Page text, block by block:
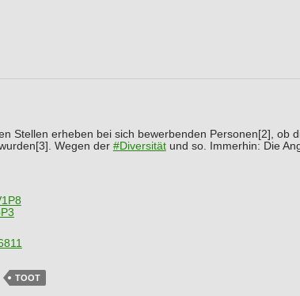
Stellen erheben bei sich bewerbenden Personen[2], ob
Wegen der #Diversitätund so. Immerhin: Die
TOOT